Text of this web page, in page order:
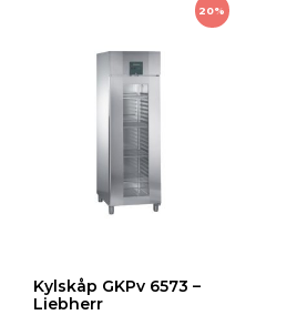
20%
Kylskåp GKPv 6573 –
Liebherr